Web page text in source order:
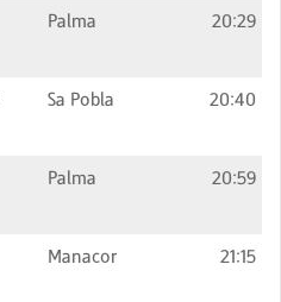
Palma 20:29
Sa Pobla 20:40
Palma 20:59
Manacor 21:15